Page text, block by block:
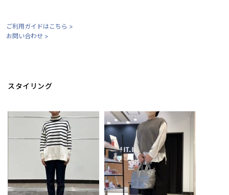
ご利用ガイドはこちら >
お問い合わせ >
スタイリング